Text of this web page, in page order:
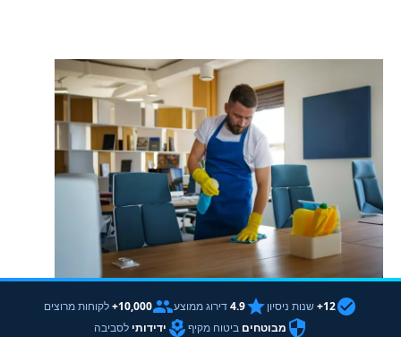
12+ שנות ניסיון 4.9דירוג ממוצע 10,000+
לקוחות מרוצים
מבוטחים ביטוח מקיף ידידותי לסביבה